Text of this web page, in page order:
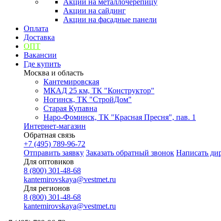
Акции на металлочерепицу
Акции на сайдинг
Акции на фасадные панели
Оплата
Доставка
ОПТ
Вакансии
Где купить
Москва и область
Кантемировская
МКАД 25 км, ТК "Конструктор"
Ногинск, ТК "СтройДом"
Старая Купавна
Наро-Фоминск, ТК "Красная Пресня", пав. 1
Интернет-магазин
Обратная связь
+7 (495) 789-96-72
Отправить заявку Заказать обратный звонок Написать
Для оптовиков
8 (800) 301-48-68
kantemirovskaya@vestmet.ru
Для регионов
8 (800) 301-48-68
kantemirovskaya@vestmet.ru